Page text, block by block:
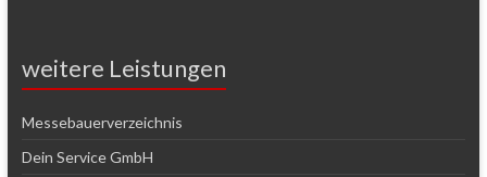
weitere Leistungen
Messebauerverzeichnis
Dein Service GmbH